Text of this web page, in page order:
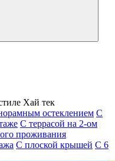
Хай тек
остеклением С
С террасой на 2-ом
проживания
С плоской крышей С 6